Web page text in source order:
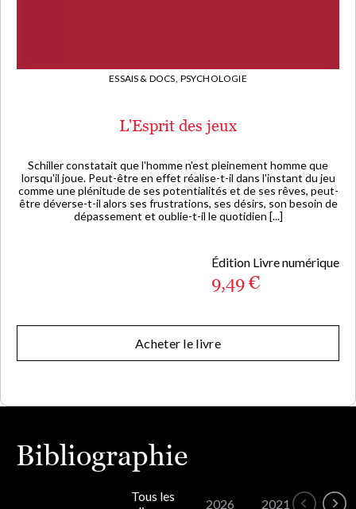
ESSAIS & DOCS, PSYCHOLOGIE
L'Esprit des jeux
Schiller constatait que l'homme n'est pleinement homme que
lorsqu'il joue. Peut-être en effet réalise-t-il dans l'instant du jeu
comme une plénitude de ses potentialités et de ses rêves, peut-
être déverse-t-il alors ses frustrations, ses désirs, son besoin de
dépassement et oublie-t-il le quotidien [...]
Édition Livre numérique
9,49 €
Acheter le livre
Bibliographie
Tous les
2026 2021 2018